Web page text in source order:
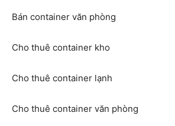
Bán container văn phòng
Cho thuê container kho
Cho thuê container lạnh
Cho thuê container văn phòng